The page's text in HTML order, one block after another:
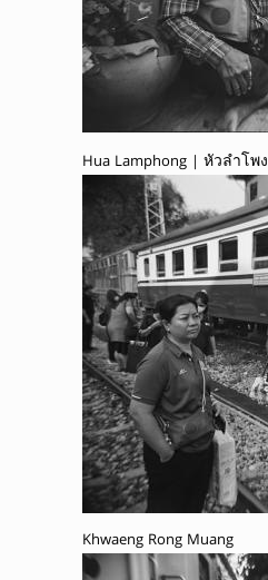
Hua Lamphong | หัวลำโพง
Khwaeng Rong Muang